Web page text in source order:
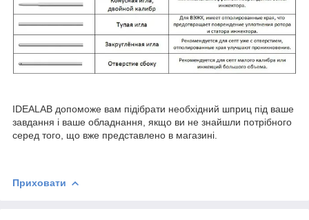
IDEALAB допоможе вам підібрати необхідний шприц під ваше
завдання і ваше обладнання, якщо ви не знайшли потрібного
серед того, що вже представлено в магазині.
Приховати